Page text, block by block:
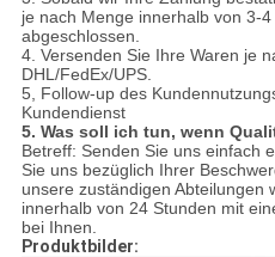
je nach Menge innerhalb von 3-
abgeschlossen.
4. Versenden Sie Ihre Waren je
DHL/FedEx/UPS.
5, Follow-up des
Kundendienst
5. Was soll ich tun, wenn
Betreff: Senden Sie uns einfach
Sie uns bezüglich Ihrer
unsere zuständigen Abteilungen
innerhalb von 24 Stunden mit
bei Ihnen.
Produktbilder: